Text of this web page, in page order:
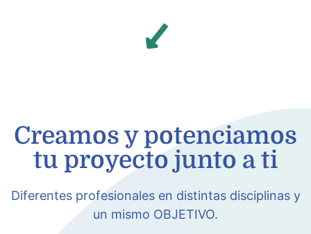
Creamos y potenciamos
tu proyecto junto a ti
Diferentes profesionales en distintas disciplinas y
un mismo OBJETIVO.